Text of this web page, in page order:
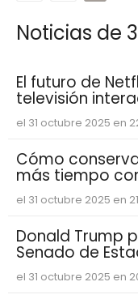
Noticias de
El futuro de
televisión
el 31 octubre 2025 en
Cómo
más tiempo
el 31 octubre 2025 en
Donald Trump
Senado de
el 31 octubre 2025 en